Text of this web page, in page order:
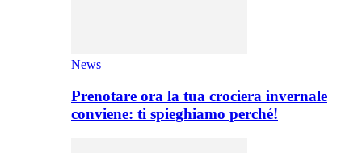
News
Prenotare ora la tua crociera invernale
conviene: ti spieghiamo perché!